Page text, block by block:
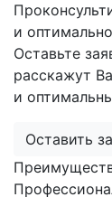
и
Оставьте
расскажут
и
Оставить